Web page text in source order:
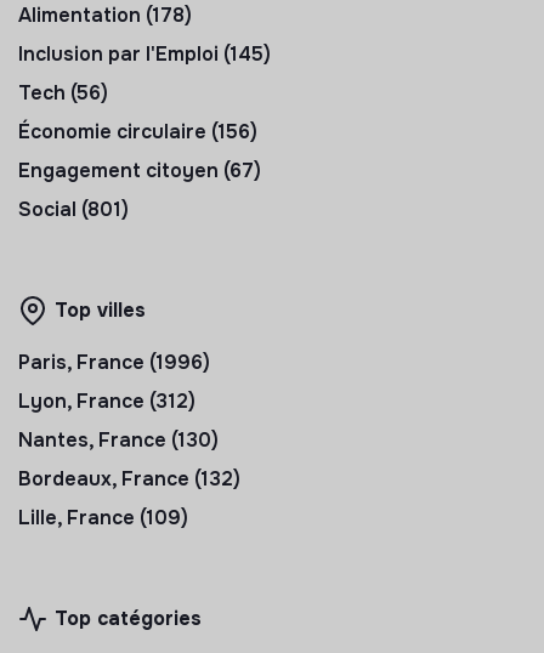
Alimentation (178)
Inclusion par l'Emploi (145)
Tech (56)
Économie circulaire (156)
Engagement citoyen (67)
Social (801)
Top villes
Paris, France (1996)
Lyon, France (312)
Nantes, France (130)
Bordeaux, France (132)
Lille, France (109)
Top catégories